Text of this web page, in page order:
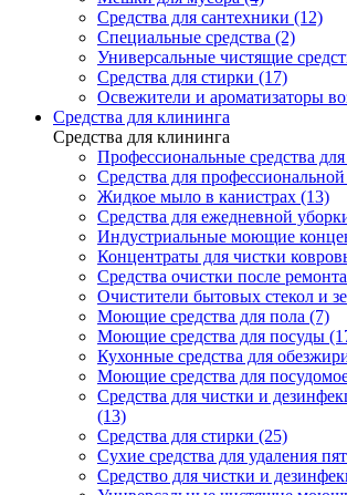
Средства для сантехники (12)
Специальные средства (2)
Универсальные чистящие
Средства для стирки (17)
Освежители и ароматизаторы
Средства для клининга
Средства для клининга
Профессиональные средства
Средства для
Жидкое мыло в канистрах (13)
Средства для ежедневной
Индустриальные моющие
Концентраты для чистки
Средства очистки после
Очистители бытовых стекол и
Моющие средства для пола (7)
Моющие средства для посуды
Кухонные средства для
Моющие средства для
Средства для чистки и
(13)
Средства для стирки (25)
Сухие средства для удаления
Средство для чистки и